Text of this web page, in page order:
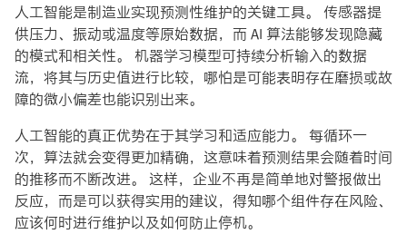
人工智能是制造业实现预测性维护的关键工具。 传感器提
供压力、振动或温度等原始数据，而 AI 算法能够发现隐藏
的模式和相关性。 机器学习模型可持续分析输入的数据
流，将其与历史值进行比较，哪怕是可能表明存在磨损或故
障的微小偏差也能识别出来。
人工智能的真正优势在于其学习和适应能力。 每循环一
次，算法就会变得更加精确，这意味着预测结果会随着时间
的推移而不断改进。 这样，企业不再是简单地对警报做出
反应，而是可以获得实用的建议，得知哪个组件存在风险、
应该何时进行维护以及如何防止停机。